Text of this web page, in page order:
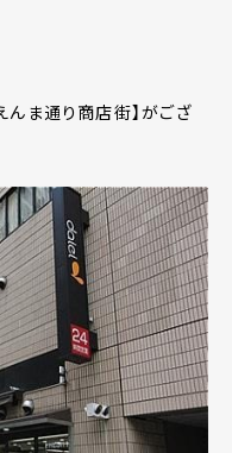
ま通り商店街】がござ